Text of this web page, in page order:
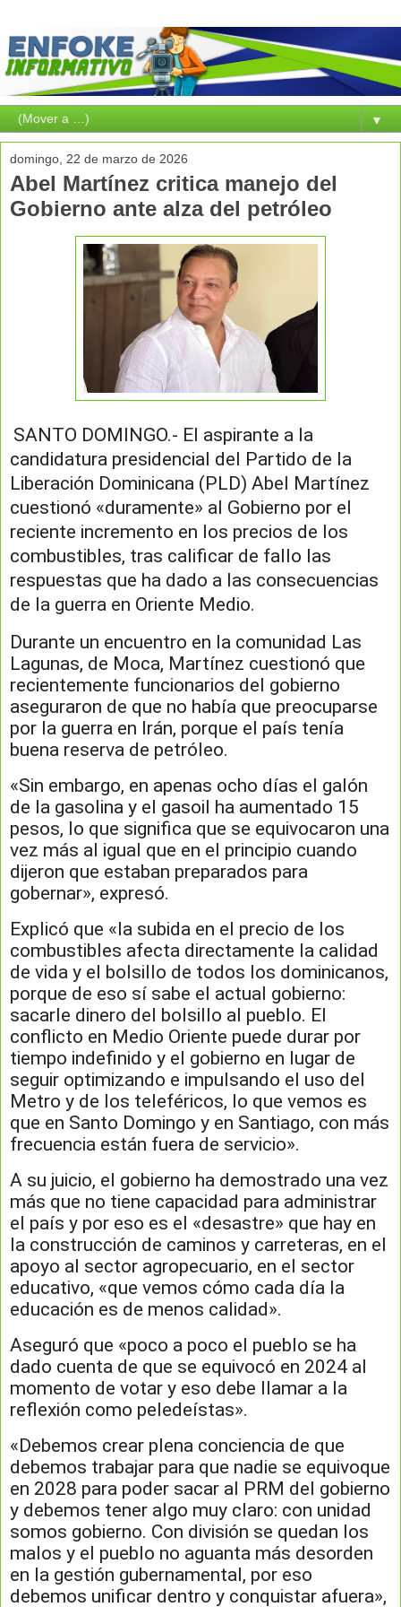
▼
domingo, 22 de marzo de 2026
Abel Martínez critica manejo del
Gobierno ante alza del petróleo
SANTO DOMINGO.- El aspirante a la
candidatura presidencial del Partido de la
Liberación Dominicana (PLD) Abel Martínez
cuestionó «duramente» al Gobierno por el
reciente incremento en los precios de los
combustibles, tras calificar de fallo las
respuestas que ha dado a las consecuencias
de la guerra en Oriente Medio.
Durante un encuentro en la comunidad Las
Lagunas, de Moca, Martínez cuestionó que
recientemente funcionarios del gobierno
aseguraron de que no había que preocuparse
por la guerra en Irán, porque el país tenía
buena reserva de petróleo.
«Sin embargo, en apenas ocho días el galón
de la gasolina y el gasoil ha aumentado 15
pesos, lo que significa que se equivocaron una
vez más al igual que en el principio cuando
dijeron que estaban preparados para
gobernar», expresó.
Explicó que «la subida en el precio de los
combustibles afecta directamente la calidad
de vida y el bolsillo de todos los dominicanos,
porque de eso sí sabe el actual gobierno:
sacarle dinero del bolsillo al pueblo. El
conflicto en Medio Oriente puede durar por
tiempo indefinido y el gobierno en lugar de
seguir optimizando e impulsando el uso del
Metro y de los teleféricos, lo que vemos es
que en Santo Domingo y en Santiago, con más
frecuencia están fuera de servicio».
A su juicio, el gobierno ha demostrado una vez
más que no tiene capacidad para administrar
el país y por eso es el «desastre» que hay en
la construcción de caminos y carreteras, en el
apoyo al sector agropecuario, en el sector
educativo, «que vemos cómo cada día la
educación es de menos calidad».
Aseguró que «poco a poco el pueblo se ha
dado cuenta de que se equivocó en 2024 al
momento de votar y eso debe llamar a la
reflexión como peledeístas».
«Debemos crear plena conciencia de que
debemos trabajar para que nadie se equivoque
en 2028 para poder sacar al PRM del gobierno
y debemos tener algo muy claro: con unidad
somos gobierno. Con división se quedan los
malos y el pueblo no aguanta más desorden
en la gestión gubernamental, por eso
debemos unificar dentro y conquistar afuera»,